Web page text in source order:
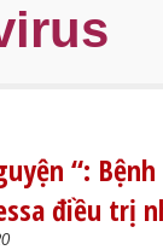
“:
điều trị